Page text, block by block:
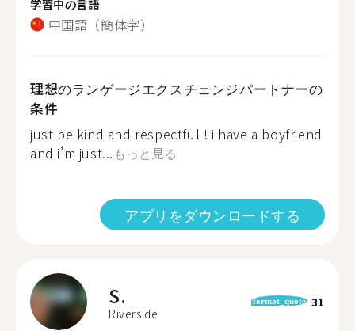
学習中の言語
中国語（簡体字）
理想のランゲージエクスチェンジパートナーの
条件
just be kind and respectful ! i have a boyfriend
and i’m just... もっと見る
アプリをダウンロードする
S.
Riverside
format_quote 31